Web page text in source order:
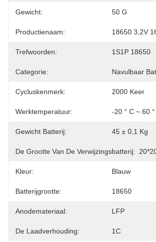
Gewicht: 50 G
Productienaam: 18650 3,2V
Trefwoorden: 1S1P 18650
Categorie: Navulbaar
Cycluskenmerk: 2000 Keer
Werktemperatuur: -20 ° C ~ 60
Gewicht Batterij: 45 ± 0,1 Kg
De Grootte Van De Verwijzingsbatterij:
Kleur: Blauw
Batterijgrootte: 18650
Anodemateriaal: LFP
De Laadverhouding: 1C